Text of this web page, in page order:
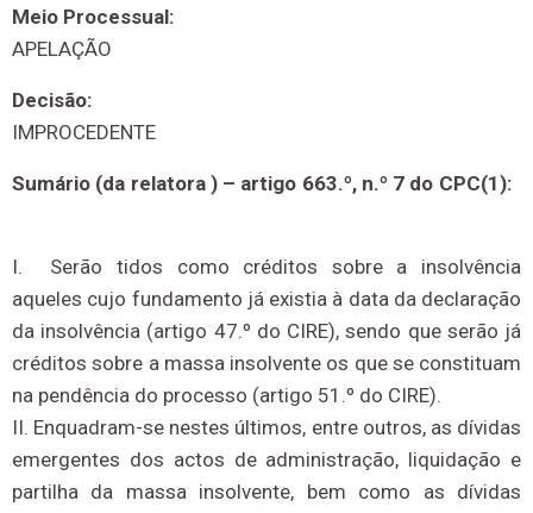
Meio Processual:
APELAÇÃO
Decisão:
IMPROCEDENTE
Sumário (da relatora ) – artigo 663.º, n.º 7 do CPC(1):
I. Serão tidos como créditos sobre a insolvência
aqueles cujo fundamento já existia à data da declaração
da insolvência (artigo 47.º do CIRE), sendo que serão já
créditos sobre a massa insolvente os que se constituam
na pendência do processo (artigo 51.º do CIRE).
II. Enquadram-se nestes últimos, entre outros, as dívidas
emergentes dos actos de administração, liquidação e
partilha da massa insolvente, bem como as dívidas